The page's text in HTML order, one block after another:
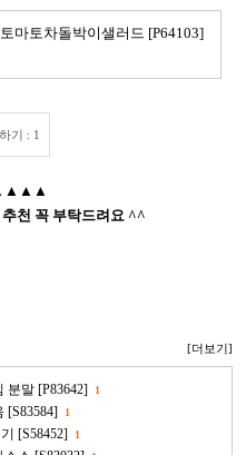
마토차돌박이샐러드 [P64103]
기 : 1
천 꼭 부탁드려요 ^^
[더보기]
분말 [P83642] 1
[S83584] 1
[S58452] 1